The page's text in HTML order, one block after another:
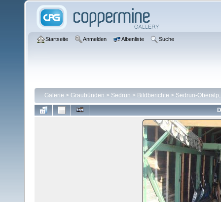
Startseite Anmelden Albenliste Suche
Galerie > Graubünden > Sedrun > Bildberichte > Sedrun-